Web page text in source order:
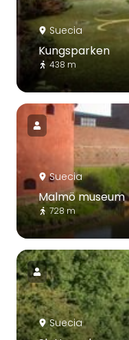
Suecia
Kungsparken
438 m
Suecia
Malmö museum
728 m
Suecia